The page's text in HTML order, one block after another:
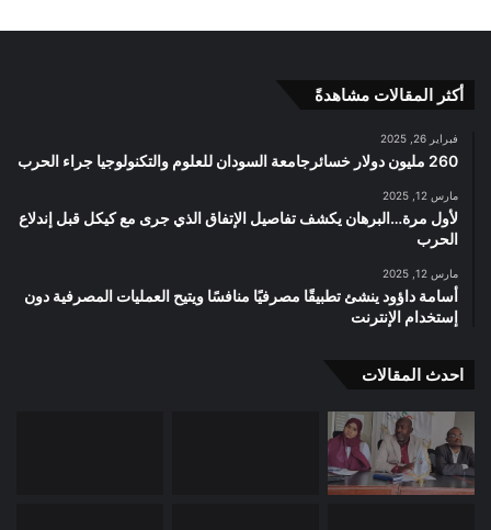
أكثر المقالات مشاهدةً
فبراير 26, 2025
260 مليون دولار خسائرجامعة السودان للعلوم والتكنولوجيا جراء الحرب
مارس 12, 2025
لأول مرة…البرهان يكشف تفاصيل الإتفاق الذي جرى مع كيكل قبل إندلاع
الحرب
مارس 12, 2025
أسامة داؤود ينشئ تطبيقًا مصرفيًا منافسًا ويتيح العمليات المصرفية دون
إستخدام الإنترنت
احدث المقالات